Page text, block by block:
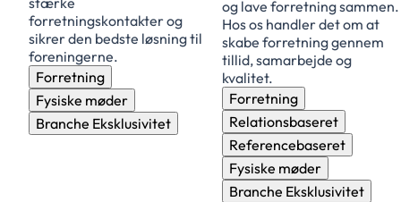
forretningskontakter og
sikrer den bedste løsning til
foreningerne.
Forretning
Fysiske møder
Branche Eksklusivitet
og lave forretning sammen.
Hos os handler det om at
skabe forretning gennem
tillid, samarbejde og
kvalitet.
Forretning
Relationsbaseret
Referencebaseret
Fysiske møder
Branche Eksklusivitet